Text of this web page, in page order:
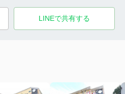
LINEで共有する